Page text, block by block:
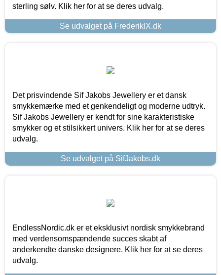
sterling sølv. Klik her for at se deres udvalg.
Se udvalget på FrederikIX.dk
Det prisvindende Sif Jakobs Jewellery er et dansk
smykkemærke med et genkendeligt og moderne udtryk.
Sif Jakobs Jewellery er kendt for sine karakteristiske
smykker og et stilsikkert univers. Klik her for at se deres
udvalg.
Se udvalget på SifJakobs.dk
EndlessNordic.dk er et eksklusivt nordisk smykkebrand
med verdensomspændende succes skabt af
anderkendte danske designere. Klik her for at se deres
udvalg.